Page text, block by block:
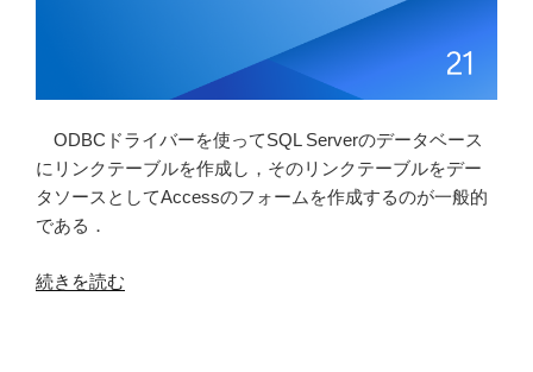
ODBCドライバーを使ってSQL Serverのデータベース
にリンクテーブルを作成し，そのリンクテーブルをデー
タソースとしてAccessのフォームを作成するのが一般的
である．
“Microsoft
続きを読む